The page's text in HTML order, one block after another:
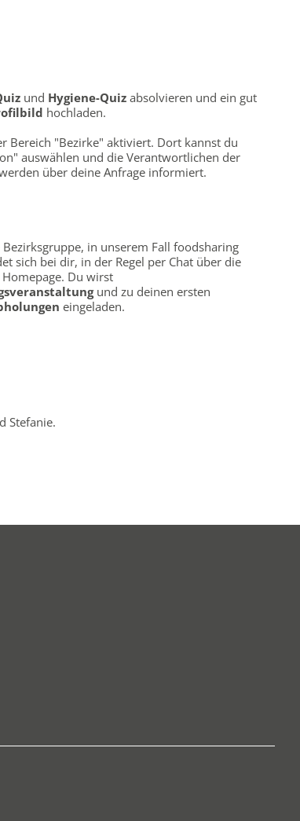
und Hygiene-Quiz absolvieren und ein gut
hochladen.
Bereich "Bezirke" aktiviert. Dort kannst du
auswählen und die Verantwortlichen der
über deine Anfrage informiert.
Bezirksgruppe, in unserem Fall foodsharing
sich bei dir, in der Regel per Chat über die
Du wirst
und zu deinen ersten
eingeladen.
Stefanie.